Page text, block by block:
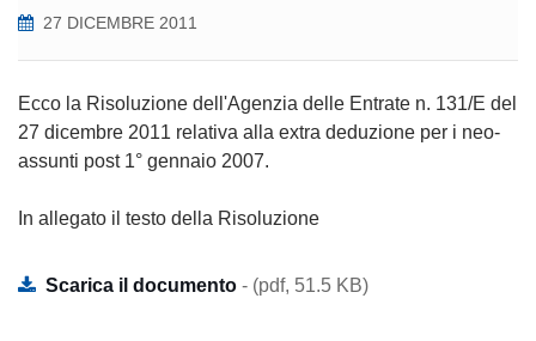
27 DICEMBRE 2011
Ecco la Risoluzione dell'Agenzia delle Entrate n. 131/E del
27 dicembre 2011 relativa alla extra deduzione per i neo-
assunti post 1° gennaio 2007.
In allegato il testo della Risoluzione
Scarica il documento - (pdf, 51.5 KB)